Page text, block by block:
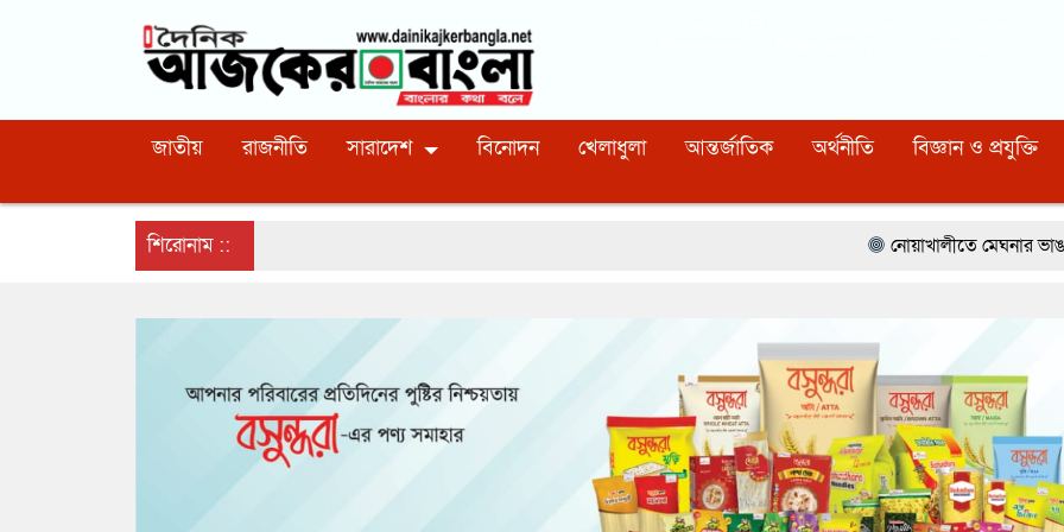
জাতীয় রাজনীতি সারাদেশ বিনোদন খেলাধুলা আন্তর্জাতিক অর্থনীতি বিজ্ঞান ও প্রযুক্তি
শিরোনাম :: নোয়াখালীতে মেঘনার ভাঙনরোধে জিও ব্যাগ